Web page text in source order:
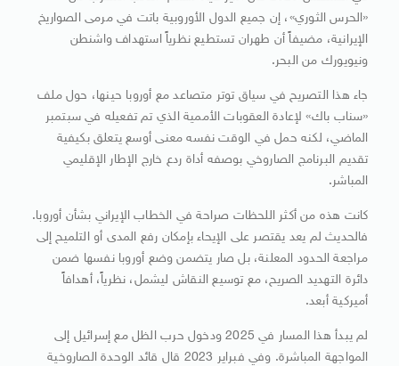
«الحرس الثوري»، إن جميع الدول الأوروبية باتت في مرمى الصواريخ
الإيرانية، مضيفاً أن طهران تستطيع نظرياً استهداف واشنطن
ونيويورك من البحر.
جاء هذا التصريح في سياق توتر متصاعد مع أوروبا حينها، حول ملف
«سناب باك» لإعادة العقوبات الأممية الذي تم تفعيله في سبتمبر
الماضي، لكنه حمل في الوقت نفسه معنى أوسع يتعلق بكيفية
تقديم البرنامج الصاروخي بوصفه أداة ردع خارج الإطار الإقليمي
المباشر.
كانت هذه من أكثر اللحظات صراحة في الخطاب الإيراني بشأن أوروبا.
فالحديث لم يعد يقتصر على الإيحاء بإمكان رفع المدى أو التلميح إلى
مراجعة الحدود المعلنة، بل صار يتضمن وضع أوروبا نفسها ضمن
دائرة التهديد الصريح، مع توسيع النقاش ليشمل، نظرياً، أهدافاً
أميركية أبعد.
لم يبدأ هذا المسار في 2025 ودخول حرب الظل مع إسرائيل إلى
المواجهة المباشرة. وفي فبراير 2023 قال قائد الوحدة الصاروخية